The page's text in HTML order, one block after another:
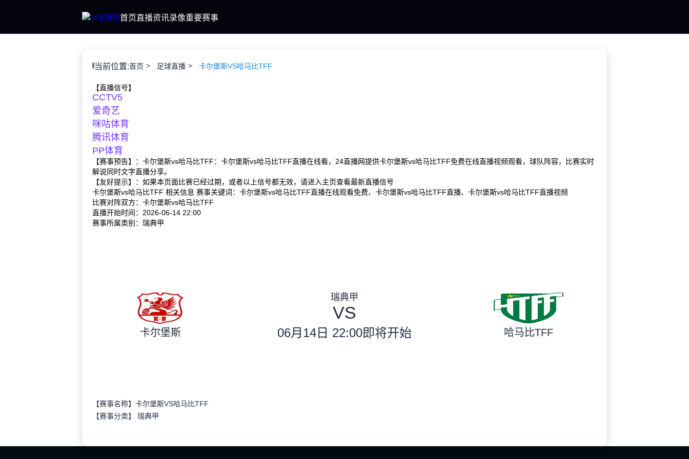
首页直播资讯录像重要赛事
当前位置:首页 足球直播 卡尔堡斯VS哈马比TFF
【直播信号】
CCTV5
爱奇艺
咪咕体育
腾讯体育
PP体育
【赛事预告】：卡尔堡斯vs哈马比TFF：卡尔堡斯vs哈马比TFF直播在线看，24直播网提供卡尔堡斯vs哈马比TFF免费在线直播视频观看，球队阵容，比赛实时
解说同时文字直播分享。
【友好提示】：如果本页面比赛已经过期，或者以上信号都无效，请进入主页查看最新直播信号
卡尔堡斯vs哈马比TFF 相关信息 赛事关键词：卡尔堡斯vs哈马比TFF直播在线观看免费、卡尔堡斯vs哈马比TFF直播、卡尔堡斯vs哈马比TFF直播视频
比赛对阵双方：卡尔堡斯vs哈马比TFF
直播开始时间：2026-06-14 22:00
赛事所属类别：瑞典甲
卡尔堡斯
瑞典甲
VS
06月14日 22:00即将开始 哈马比TFF
【赛事名称】卡尔堡斯VS哈马比TFF
【赛事分类】 瑞典甲